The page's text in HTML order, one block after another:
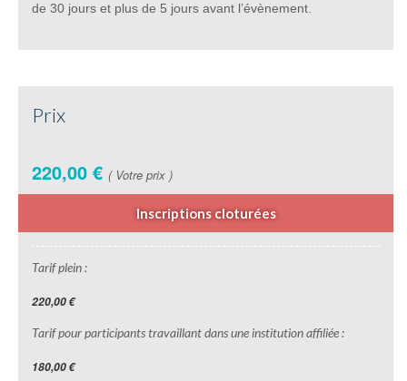
de 30 jours et plus de 5 jours avant l’évènement.
Prix
220,00 € ( Votre prix )
Inscriptions cloturées
Tarif plein :
220,00 €
Tarif pour participants travaillant dans une institution affiliée :
180,00 €